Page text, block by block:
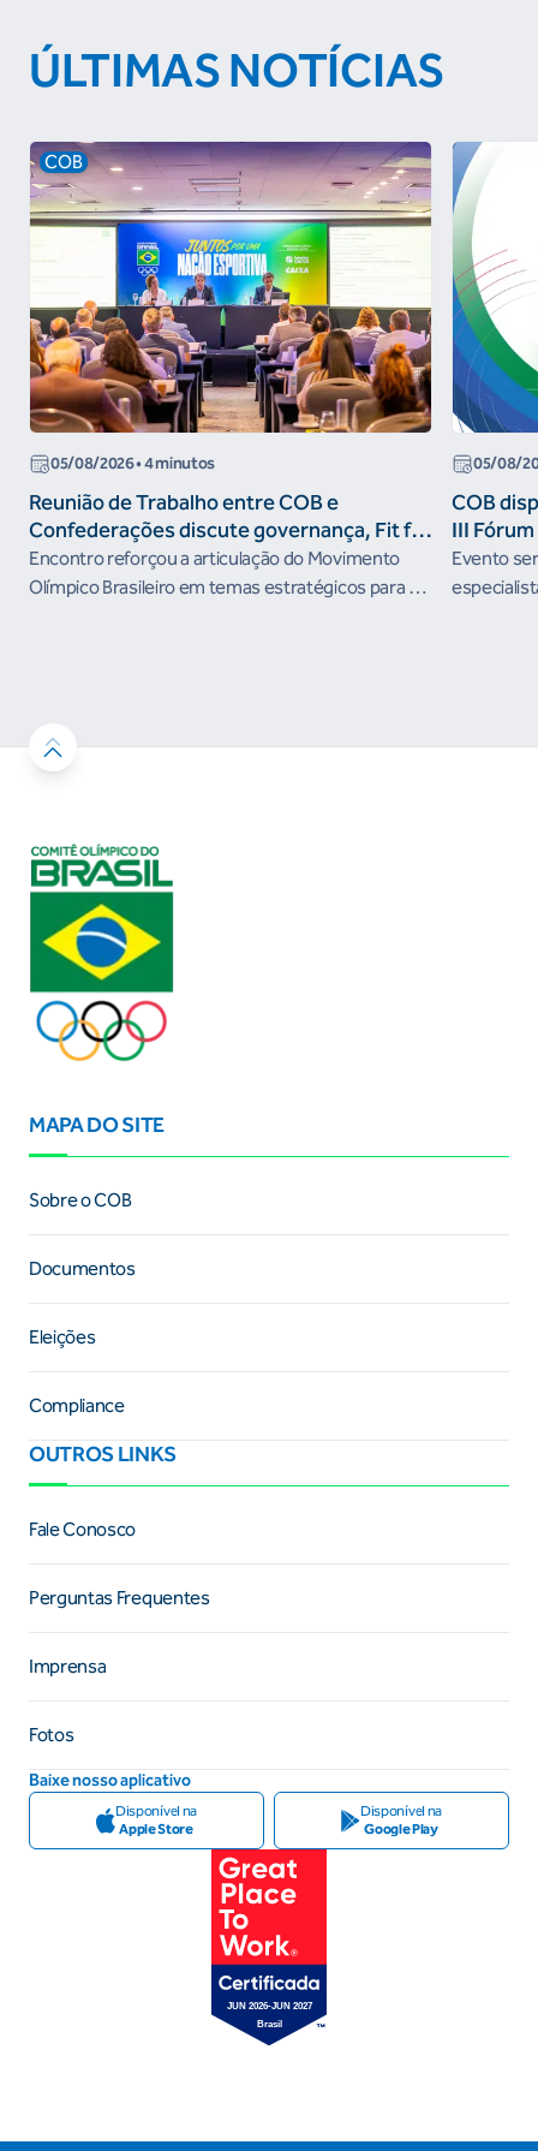
ÚLTIMAS NOTÍCIAS
COB
05/08/2026• 4 minutos
Reunião de Trabalho entre COB e
Confederações discute governança, Fit for
the Future e presença do Brasil em
organismos internacionais
Encontro reforçou a articulação do Movimento
Olímpico Brasileiro em temas estratégicos para os
05/08/
COB
III
Evento
MAPA DO SITE
Sobre o COB
Documentos
Eleições
Compliance
OUTROS LINKS
Fale Conosco
Perguntas Frequentes
Imprensa
Fotos
Baixe nosso aplicativo
Disponível na
Apple Store
Disponível na
Google Play